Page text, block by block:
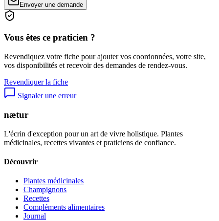
Envoyer une demande
Vous êtes ce praticien ?
Revendiquez votre fiche pour ajouter vos coordonnées, votre site,
vos disponibilités et recevoir des demandes de rendez-vous.
Revendiquer la fiche
Signaler une erreur
nætur
L'écrin d'exception pour un art de vivre holistique. Plantes
médicinales, recettes vivantes et praticiens de confiance.
Découvrir
Plantes médicinales
Champignons
Recettes
Compléments alimentaires
Journal